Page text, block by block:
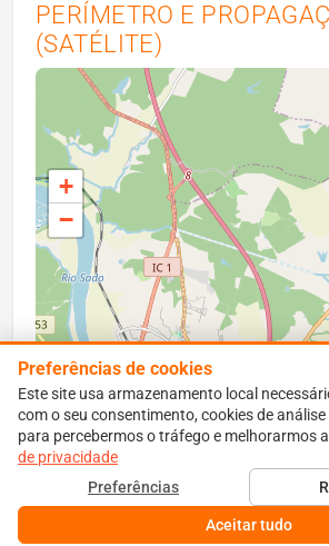
PERÍMETRO E
(SATÉLITE)
+
−
Leaflet|Map data ©
Perímetro vermelho: área ardida
propagação simulada a 1–6 h.
Preferências de cookies
Este site usa armazenamento local
com o seu consentimento, cookies de
para percebermos o tráfego e melhorarmos
de privacidade
Preferências
Aceitar tudo